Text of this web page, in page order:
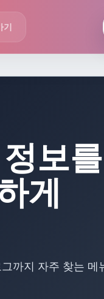
기
보를
게
까지 자주 찾는 메